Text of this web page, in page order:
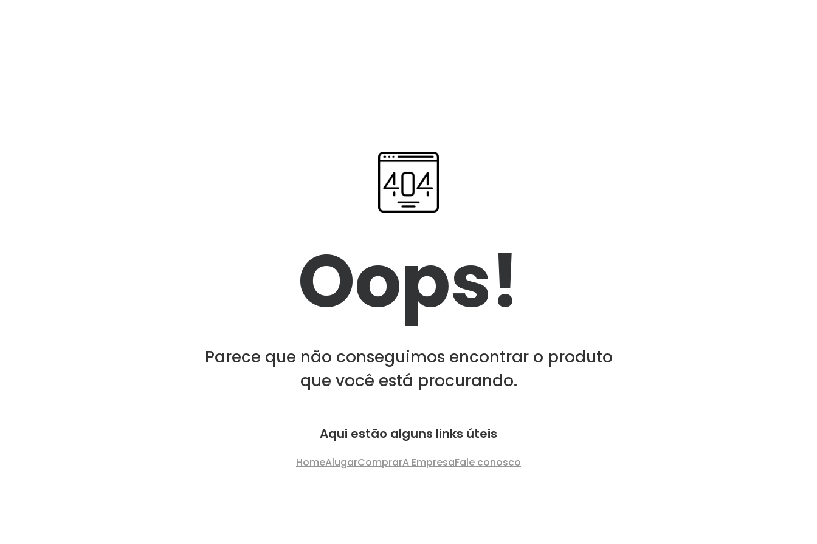
Oops!
Parece que não conseguimos encontrar o produto
que você está procurando.
Aqui estão alguns links úteis
HomeAlugarComprarA EmpresaFale conosco